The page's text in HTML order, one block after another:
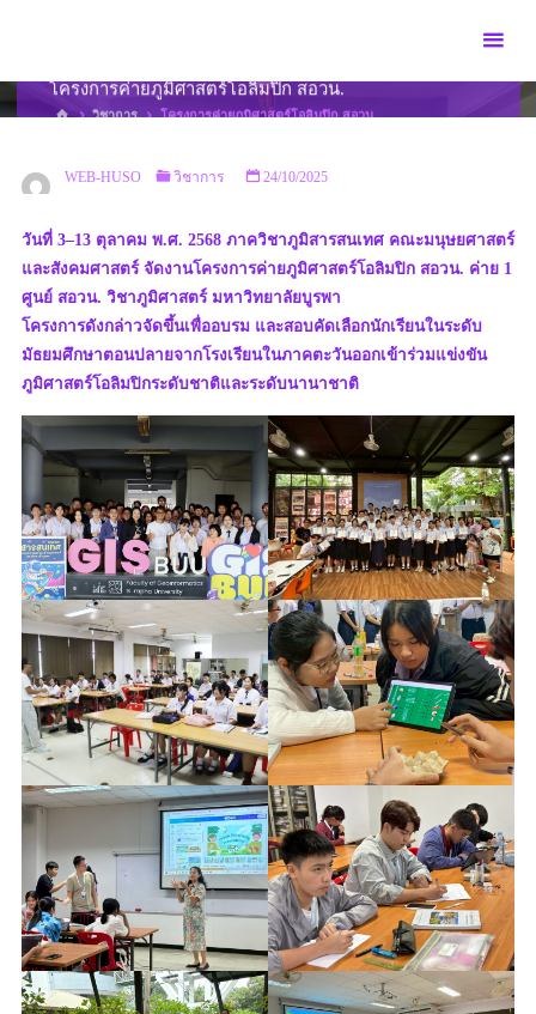
โครงการค่ายภูมิศาสตร์โอลิมปิก สอวน.
HOME
วิชาการ โครงการค่ายภูมิศาสตร์โอลิมปิก สอวน.
WEB-HUSO วิชาการ 24/10/2025
วันที่ 3–13 ตุลาคม พ.ศ. 2568 ภาควิชาภูมิสารสนเทศ คณะมนุษยศาสตร์
และสังคมศาสตร์ จัดงานโครงการค่ายภูมิศาสตร์โอลิมปิก สอวน. ค่าย 1
ศูนย์ สอวน. วิชาภูมิศาสตร์ มหาวิทยาลัยบูรพา
โครงการดังกล่าวจัดขึ้นเพื่ออบรม และสอบคัดเลือกนักเรียนในระดับ
มัธยมศึกษาตอนปลายจากโรงเรียนในภาคตะวันออกเข้าร่วมแข่งขัน
ภูมิศาสตร์โอลิมปิกระดับชาติและระดับนานาชาติ